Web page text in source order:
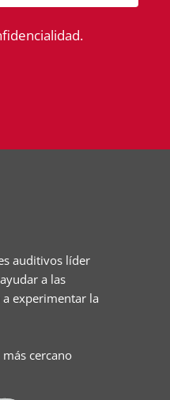
auditivos líder
a las
experimentar la
cercano